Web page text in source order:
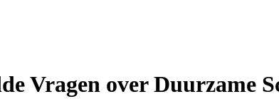
Vragen over Duurzame